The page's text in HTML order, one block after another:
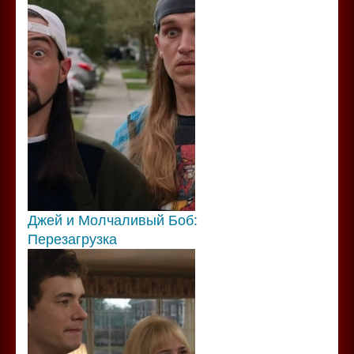
Джей и Молчаливый Боб:
Перезагрузка